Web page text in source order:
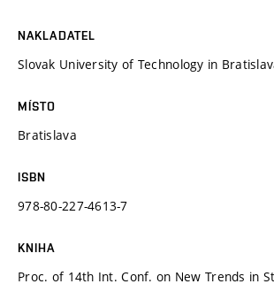
NAKLADATEL
Slovak University of Technology in
MÍSTO
Bratislava
ISBN
978-80-227-4613-7
KNIHA
Proc. of 14th Int. Conf. on New Trends in